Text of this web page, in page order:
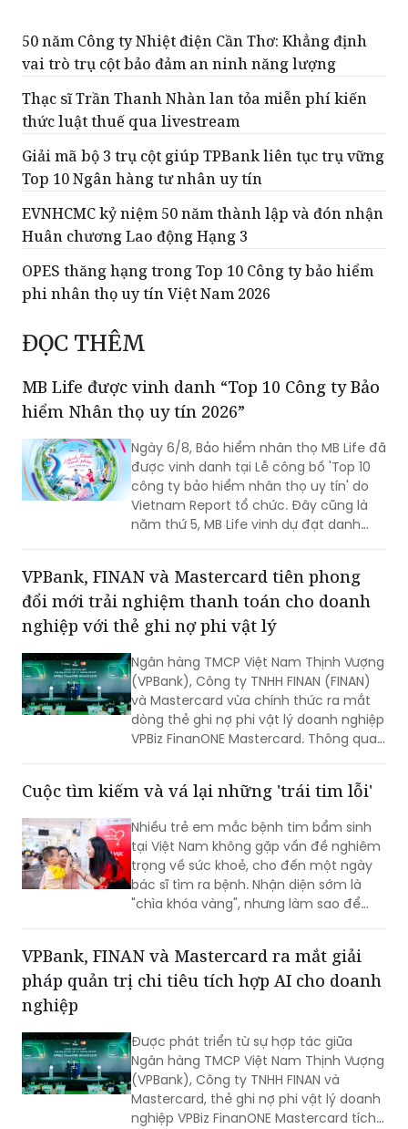
50 năm Công ty Nhiệt điện Cần Thơ: Khẳng định
vai trò trụ cột bảo đảm an ninh năng lượng
Thạc sĩ Trần Thanh Nhàn lan tỏa miễn phí kiến
thức luật thuế qua livestream
Giải mã bộ 3 trụ cột giúp TPBank liên tục trụ vững
Top 10 Ngân hàng tư nhân uy tín
EVNHCMC kỷ niệm 50 năm thành lập và đón nhận
Huân chương Lao động Hạng 3
OPES thăng hạng trong Top 10 Công ty bảo hiểm
phi nhân thọ uy tín Việt Nam 2026
ĐỌC THÊM
MB Life được vinh danh “Top 10 Công ty Bảo
hiểm Nhân thọ uy tín 2026”
Ngày 6/8, Bảo hiểm nhân thọ MB Life đã
được vinh danh tại Lễ công bố 'Top 10
công ty bảo hiểm nhân thọ uy tín' do
Vietnam Report tổ chức. Đây cũng là
năm thứ 5, MB Life vinh dự đạt danh
chỉ đặt sự tín nhiệm lên hàng đầu suốt
một thập kỷ.
VPBank, FINAN và Mastercard tiên phong
đổi mới trải nghiệm thanh toán cho doanh
nghiệp với thẻ ghi nợ phi vật lý
Ngân hàng TMCP Việt Nam Thịnh Vượng
(VPBank), Công ty TNHH FINAN (FINAN)
và Mastercard vừa chính thức ra mắt
dòng thẻ ghi nợ phi vật lý doanh nghiệp
VPBiz FinanONE Mastercard. Thông qua
hiện đại, nơi doanh nghiệp có thể chủ
động kiểm soát ngân sách, tối ưu dòng
tiền và nâng cao hiệu quả vận hành
ngay từ những giao dịch hàng ngày.
Cuộc tìm kiếm và vá lại những 'trái tim lỗi'
Nhiều trẻ em mắc bệnh tim bẩm sinh
tại Việt Nam không gặp vấn đề nghiêm
trọng về sức khoẻ, cho đến một ngày
bác sĩ tìm ra bệnh. Nhận diện sớm là
"chìa khóa vàng", nhưng làm sao để
nơi điều kiện y tế còn thiếu thốn?
VPBank, FINAN và Mastercard ra mắt giải
pháp quản trị chi tiêu tích hợp AI cho doanh
nghiệp
Được phát triển từ sự hợp tác giữa
Ngân hàng TMCP Việt Nam Thịnh Vượng
(VPBank), Công ty TNHH FINAN và
Mastercard, thẻ ghi nợ phi vật lý doanh
nghiệp VPBiz FinanONE Mastercard tích